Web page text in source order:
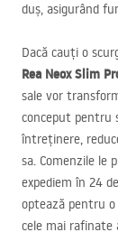
duș, asigurând
Dacă cauți o
Rea Neox Slim
sale vor
conceput pentru
întreținere,
sa. Comenzile le
expediem în 24
optează pentru
cele mai rafinate